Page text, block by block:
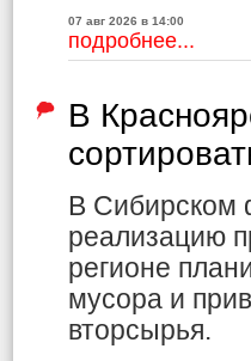
07 авг 2026 в 14:00
подробнее...
В
В Сибирском
реализацию
регионе
мусора и
вторсырья.